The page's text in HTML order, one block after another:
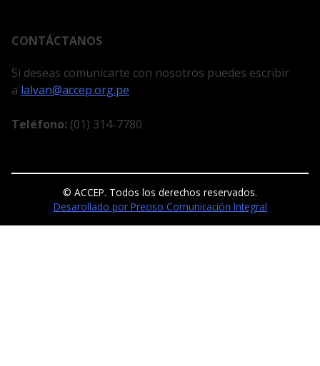
CONTÁCTANOS
Si deseas comunicarte con nosotros puedes escribir
a lalvan@accep.org.pe
Teléfono: (01) 314-7780
© ACCEP. Todos los derechos reservados.
Desarollado por Preciso Comunicación Integral